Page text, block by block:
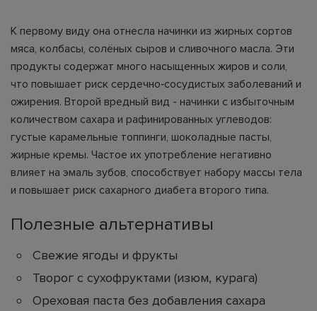
К первому виду она отнесла начинки из жирных сортов
мяса, колбасы, солёных сыров и сливочного масла. Эти
продукты содержат много насыщенных жиров и соли,
что повышает риск сердечно‑сосудистых заболеваний и
ожирения. Второй вредный вид - начинки с избыточным
количеством сахара и рафинированных углеводов:
густые карамельные топпинги, шоколадные пасты,
жирные кремы. Частое их употребление негативно
влияет на эмаль зубов, способствует набору массы тела
и повышает риск сахарного диабета второго типа.
Полезные альтернативы
Свежие ягоды и фрукты
Творог с сухофруктами (изюм, курага)
Ореховая паста без добавления сахара